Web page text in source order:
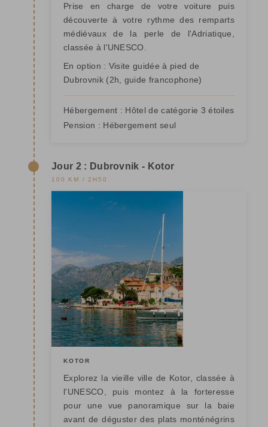
Prise en charge de votre voiture puis
découverte à votre rythme des remparts
médiévaux de la perle de l'Adriatique,
classée à l'UNESCO.
En option : Visite guidée à pied de
Dubrovnik (2h, guide francophone)
Hébergement : Hôtel de catégorie 3 étoiles
Pension : Hébergement seul
Jour 2 : Dubrovnik - Kotor
100 KM / 2H50
KOTOR
Explorez la vieille ville de Kotor, classée à
l'UNESCO, puis montez à la forteresse
pour une vue panoramique sur la baie
avant de déguster des plats monténégrins